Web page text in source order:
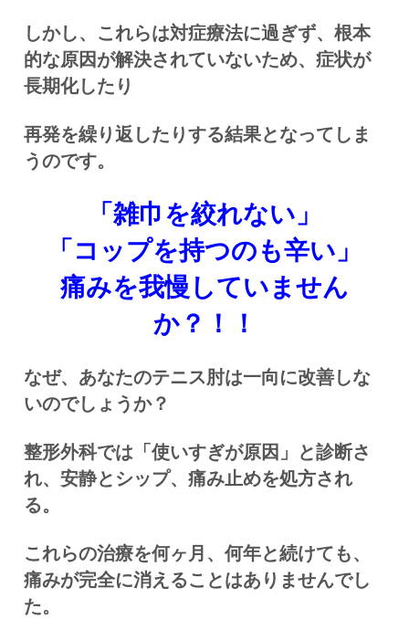
しかし、これらは対症療法に過ぎず、根本
的な原因が解決されていないため、症状が
長期化したり
再発を繰り返したりする結果となってしま
うのです。
「雑巾を絞れない」
「コップを持つのも辛い」
痛みを我慢していません
か？！！
なぜ、あなたのテニス肘は一向に改善しな
いのでしょうか？
整形外科では「使いすぎが原因」と診断さ
れ、安静とシップ、痛み止めを処方され
る。
これらの治療を何ヶ月、何年と続けても、
痛みが完全に消えることはありませんでし
た。